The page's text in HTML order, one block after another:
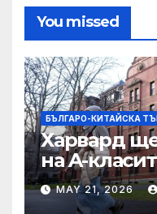
You missed
БЪЛГАРО-КИТАЙСКА
Харвард
на A-
силната
студентите
MAY 21, 2026